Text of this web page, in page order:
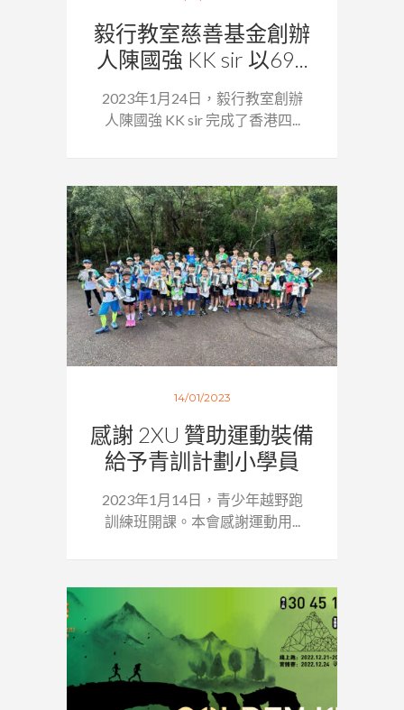
毅行教室慈善基金創辦
人陳國強 KK sir 以69...
2023年1月24日，毅行教室創辦
人陳國強 KK sir 完成了香港四...
14/01/2023
感謝 2XU 贊助運動裝備
給予青訓計劃小學員
2023年1月14日，青少年越野跑
訓練班開課。本會感謝運動用...